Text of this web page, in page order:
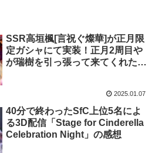
SSR高垣楓[言祝ぐ燦華]が正月限
定ガシャにて実装！正月2周目や
が瑞樹を引っ張って来てくれたか
2025.01.07
40分で終わったSfC上位5名によ
る3D配信「Stage for Cinderella
Celebration Night」の感想